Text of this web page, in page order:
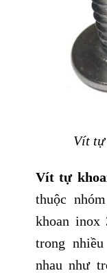
Vít tự
Vít tự
thuộc
khoan inox
trong
nhau như